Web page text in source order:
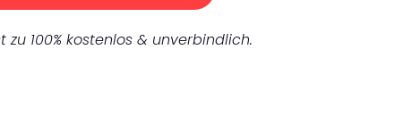
zu 100% kostenlos & unverbindlich.